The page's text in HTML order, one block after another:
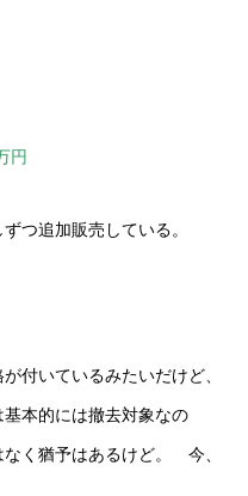
円
追加販売している。
付いているみたいだけど、
本的には撤去対象なの
く猶予はあるけど。 今、